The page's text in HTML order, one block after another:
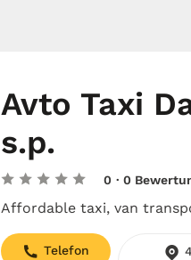
Avto Taxi
s.p.
0 · 0
Affordable taxi, van
Telefon